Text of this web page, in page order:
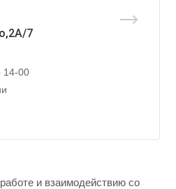
7
14-00
и взаимодействию со